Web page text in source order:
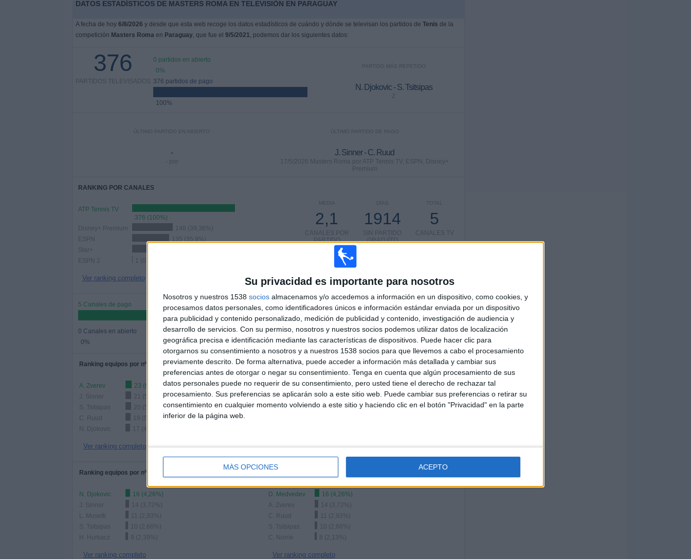
Su privacidad es importante para nosotros
Nosotros y nuestros 1538 socios almacenamos y/o accedemos a información en un dispositivo, como cookies, y
procesamos datos personales, como identificadores únicos e información estándar enviada por un dispositivo
para publicidad y contenido personalizado, medición de publicidad y contenido, investigación de audiencia y
desarrollo de servicios. Con su permiso, nosotros y nuestros socios podemos utilizar datos de localización
geográfica precisa e identificación mediante las características de dispositivos. Puede hacer clic para
otorgarnos su consentimiento a nosotros y a nuestros 1538 socios para que llevemos a cabo el procesamiento
previamente descrito. De forma alternativa, puede acceder a información más detallada y cambiar sus
preferencias antes de otorgar o negar su consentimiento. Tenga en cuenta que algún procesamiento de sus
datos personales puede no requerir de su consentimiento, pero usted tiene el derecho de rechazar tal
procesamiento. Sus preferencias se aplicarán solo a este sitio web. Puede cambiar sus preferencias o retirar su
consentimiento en cualquier momento volviendo a este sitio y haciendo clic en el botón "Privacidad" en la parte
inferior de la página web.
MÁS OPCIONES ACEPTO
DATOS ESTADÍSTICOS DE MASTERS ROMA EN TELEVISIÓN EN PARAGUAY
A fecha de hoy 6/8/2026 y desde que esta web recoge los datos estadísticos de cuándo y dónde se televisan los partidos de Tenis de la
competición Masters Romaen Paraguay, que fue el 9/5/2021, podemos dar los siguientes datos:
376
PARTIDOS TELEVISADOS
0 partidos en abierto
0%
376 partidos de pago
100%
PARTIDO MÁS REPETIDO
N. Djokovic - S. Tsitsipas
2
ÚLTIMO PARTIDO EN ABIERTO
-
- por
ÚLTIMO PARTIDO DE PAGO
J. Sinner - C. Ruud
17/5/2026 Masters Roma por ATP Tennis TV, ESPN, Disney+
Premium
RANKING POR CANALES
ATP Tennis TV
376 (100%)
Disney+ Premium
148 (39,36%)
ESPN
135 (35,9%)
Star+
ESPN 2
1 (0,27%)
Ver ranking completo
TOTAL
5
CANALES TV
DÍAS
1914
SIN PARTIDO
GRATUÍTO
MEDIA
2,1
CANALES POR
PARTIDO
5 Canales de pago
100%
0 Canales en abierto
0%
TOTAL
5
CANALES
TOTAL
163
Total equipos
Ranking equipos por nº de partidos
A. Zverev
23 (6,12%)
J. Sinner
21 (5,59%)
S. Tsitsipas
20 (5,32%)
C. Ruud
19 (5,05%)
N. Djokovic
17 (4,52%)
Ver ranking completo
Ranking equipos por nº de partidos en abierto
Ver ranking completo
Ranking equipos por nº de partidos Local
N. Djokovic
16 (4,26%)
J. Sinner
14 (3,72%)
L. Musetti
11 (2,93%)
S. Tsitsipas
10 (2,66%)
H. Hurkacz
9 (2,39%)
Ver ranking completo
D. Medvedev
16 (4,26%)
A. Zverev
14 (3,72%)
C. Ruud
11 (2,93%)
S. Tsitsipas
10 (2,66%)
C. Norrie
8 (2,13%)
Ver ranking completo